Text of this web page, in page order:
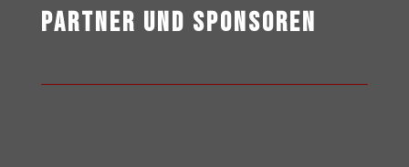
Partner und Sponsoren